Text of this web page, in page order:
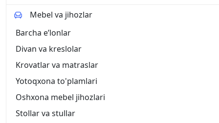
Mebel va jihozlar
Barcha eʼlonlar
Divan va kreslolar
Krovatlar va matraslar
Yotoqxona to'plamlari
Oshxona mebel jihozlari
Stollar va stullar